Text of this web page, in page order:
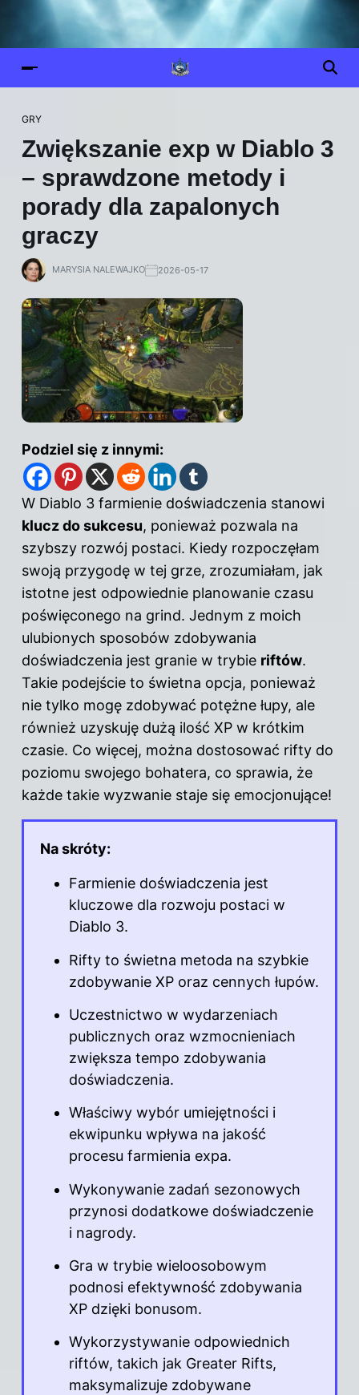
GRY
Zwiększanie exp w Diablo 3
– sprawdzone metody i
porady dla zapalonych
graczy
MARYSIA NALEWAJKO 2026-05-17
Podziel się z innymi:
W Diablo 3 farmienie doświadczenia stanowi
klucz do sukcesu, ponieważ pozwala na
szybszy rozwój postaci. Kiedy rozpoczęłam
swoją przygodę w tej grze, zrozumiałam, jak
istotne jest odpowiednie planowanie czasu
poświęconego na grind. Jednym z moich
ulubionych sposobów zdobywania
doświadczenia jest granie w trybie riftów.
Takie podejście to świetna opcja, ponieważ
nie tylko mogę zdobywać potężne łupy, ale
również uzyskuję dużą ilość XP w krótkim
czasie. Co więcej, można dostosować rifty do
poziomu swojego bohatera, co sprawia, że
każde takie wyzwanie staje się emocjonujące!
Na skróty:
Farmienie doświadczenia jest
kluczowe dla rozwoju postaci w
Diablo 3.
Rifty to świetna metoda na szybkie
zdobywanie XP oraz cennych łupów.
Uczestnictwo w wydarzeniach
publicznych oraz wzmocnieniach
zwiększa tempo zdobywania
doświadczenia.
Właściwy wybór umiejętności i
ekwipunku wpływa na jakość
procesu farmienia expa.
Wykonywanie zadań sezonowych
przynosi dodatkowe doświadczenie
i nagrody.
Gra w trybie wieloosobowym
podnosi efektywność zdobywania
XP dzięki bonusom.
Wykorzystywanie odpowiednich
riftów, takich jak Greater Rifts,
maksymalizuje zdobywane